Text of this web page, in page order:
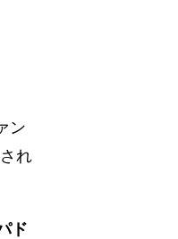
ン
れ
ド